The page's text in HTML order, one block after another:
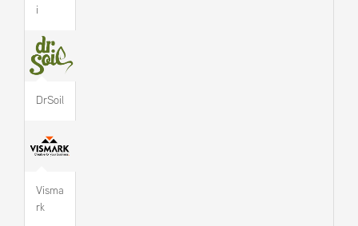
i
DrSoil
Visma
rk